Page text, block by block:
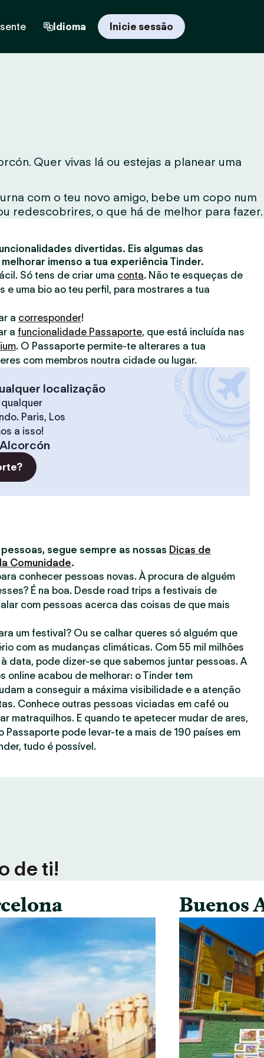
Idioma Inicie sessão
Quer vivas lá ou estejas a planear uma
com o teu novo amigo, bebe um copo num
redescobrires, o que há de melhor para fazer.
divertidas. Eis algumas das
imenso a tua experiência Tinder.
Só tens de criar uma conta. Não te esqueças de
e uma bio ao teu perfil, para mostrares a tua
a corresponder!
a funcionalidade Passaporte, que está incluída nas
. O Passaporte permite-te alterares a tua
com membros noutra cidade ou lugar.
localização
Paris, Los
a isso!
Alcorcón
segue sempre as nossas Dicas de
Comunidade.
conhecer pessoas novas. À procura de alguém
É na boa. Desde road trips a festivais de
com pessoas acerca das coisas de que mais
um festival? Ou se calhar queres só alguém que
com as mudanças climáticas. Com 55 mil milhões
data, pode dizer-se que sabemos juntar pessoas. A
online acabou de melhorar: o Tinder tem
a conseguir a máxima visibilidade e a atenção
Conhece outras pessoas viciadas em café ou
matraquilhos. E quando te apetecer mudar de ares,
Passaporte pode levar-te a mais de 190 países em
tudo é possível.
de ti!
Buenos